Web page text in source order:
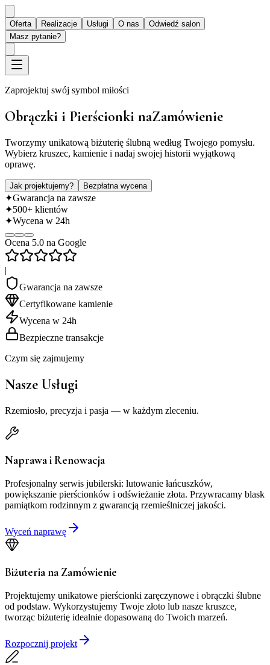
Oferta Realizacje Usługi O nas
Odwiedź salon
Masz pytanie?
Zaprojektuj swój symbol miłości
Obrączki i Pierścionki naZamówienie
Tworzymy unikatową biżuterię ślubną według Twojego pomysłu.
Wybierz kruszec, kamienie i nadaj swojej historii wyjątkową
oprawę.
Jak projektujemy? Bezpłatna wycena
✦Gwarancja na zawsze
✦500+ klientów
✦Wycena w 24h
Ocena 5.0 na Google
|
Gwarancja na zawsze
Certyfikowane kamienie
Wycena w 24h
Bezpieczne transakcje
Czym się zajmujemy
Nasze Usługi
Rzemiosło, precyzja i pasja — w każdym zleceniu.
Naprawa i Renowacja
Profesjonalny serwis jubilerski: lutowanie łańcuszków,
powiększanie pierścionków i odświeżanie złota. Przywracamy blask
pamiątkom rodzinnym z gwarancją rzemieślniczej jakości.
Wyceń naprawę
Biżuteria na Zamówienie
Projektujemy unikatowe pierścionki zaręczynowe i obrączki ślubne
od podstaw. Wykorzystujemy Twoje złoto lub nasze kruszce,
tworząc biżuterię idealnie dopasowaną do Twoich marzeń.
Rozpocznij projekt